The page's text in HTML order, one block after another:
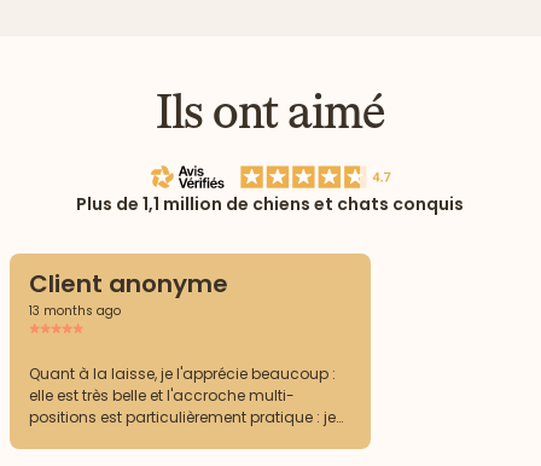
Ils ont aimé
Plus de 1,1 million de chiens et chats conquis
Client anonyme
13 months ago
Quant à la laisse, je l'apprécie beaucoup :
elle est très belle et l'accroche multi-
positions est particulièrement pratique : je